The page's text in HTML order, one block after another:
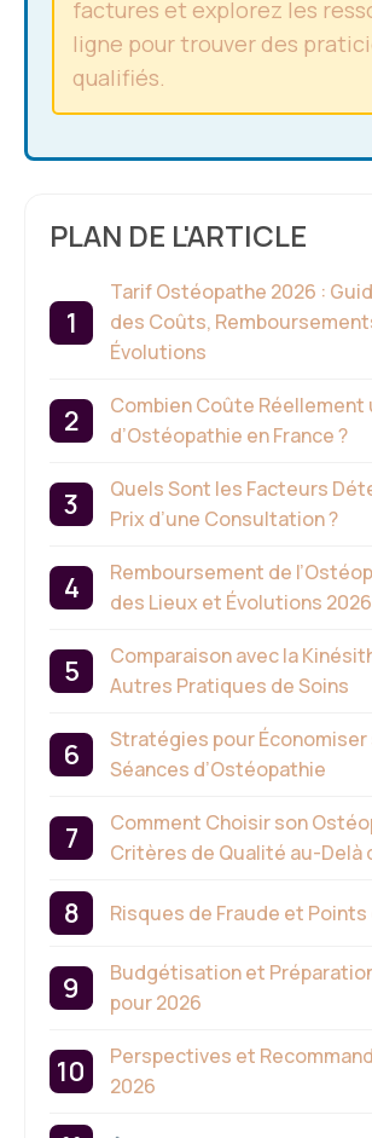
factures et explorez les
ligne pour trouver des
qualifiés.
PLAN DE L'ARTICLE
Tarif Ostéopathe 2026 :
des Coûts,
Évolutions
Combien Coûte Réellement
d’Ostéopathie en France ?
Quels Sont les Facteurs
Prix d’une Consultation ?
Remboursement de
des Lieux et Évolutions 2026
Comparaison avec la
Autres Pratiques de Soins
Stratégies pour Économiser
Séances d’Ostéopathie
Comment Choisir son
Critères de Qualité au-Delà
Risques de Fraude et
Budgétisation et
pour 2026
Perspectives et
2026